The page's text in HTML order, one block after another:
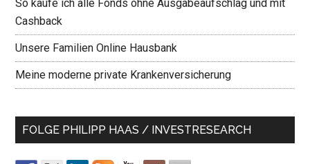
So kaufe ich alle Fonds ohne Ausgabeaufschlag und mit
Cashback
Unsere Familien Online Hausbank
Meine moderne private Krankenversicherung
FOLGE PHILIPP HAAS / INVESTRESEARCH